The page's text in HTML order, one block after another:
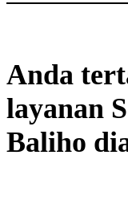
Anda
layanan
Baliho